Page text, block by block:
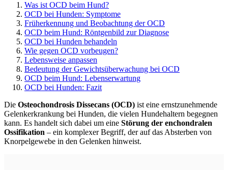
Was ist OCD beim Hund?
OCD bei Hunden: Symptome
Früherkennung und Beobachtung der OCD
OCD beim Hund: Röntgenbild zur Diagnose
OCD bei Hunden behandeln
Wie gegen OCD vorbeugen?
Lebensweise anpassen
Bedeutung der Gewichtsüberwachung bei OCD
OCD beim Hund: Lebenserwartung
OCD bei Hunden: Fazit
Die Osteochondrosis Dissecans (OCD) ist eine ernstzunehmende
Gelenkerkrankung bei Hunden, die vielen Hundehaltern begegnen
kann. Es handelt sich dabei um eine Störung der enchondralen
Ossifikation – ein komplexer Begriff, der auf das Absterben von
Knorpelgewebe in den Gelenken hinweist.